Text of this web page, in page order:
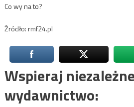
Co wy na to?
Źródło: rmf24.pl
Wspieraj niezależne
wydawnictwo: